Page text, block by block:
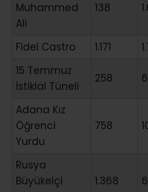
Muhammed
Ali
138
Fidel Castro 1.171
15 Temmuz
İstiklal Tüneli
258
Adana Kız
Öğrenci
Yurdu
758
Rusya
Büyükelçi
1.368